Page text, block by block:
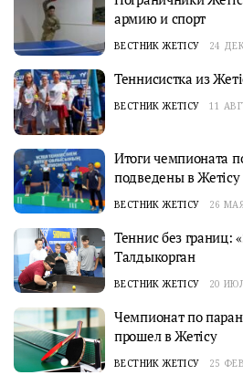
армию и спорт
ВЕСТНИК ЖЕТІСУ 24
Теннисистка из
ВЕСТНИК ЖЕТІСУ 11
Итоги чемпионата
подведены в Жетісу
ВЕСТНИК ЖЕТІСУ 26
Теннис без границ:
Талдыкорган
ВЕСТНИК ЖЕТІСУ 20
Чемпионат по
прошел в Жетісу
ВЕСТНИК ЖЕТІСУ 25